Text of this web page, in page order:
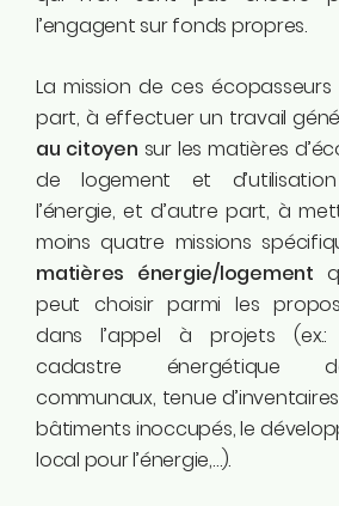
0494/90.59.19
Email
rodrigue.demeuse@ecolo.be
l’engagent sur fonds propres.
La mission de ces écopasseurs
part, à effectuer un travail
au citoyen sur les matières
de logement et
l’énergie, et d’autre part, à
moins quatre missions
matières énergie/logement
peut choisir parmi les
dans l’appel à projets (ex.:
cadastre énergétique
communaux, tenue
bâtiments inoccupés, le
local pour l’énergie,…).